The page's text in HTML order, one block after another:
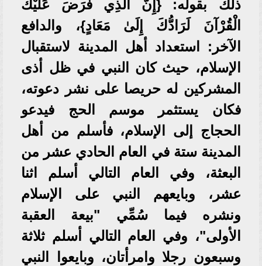
ذلك بقوله: {إِنَّ الَّذِي فَرَضَ عَلَيْكَ
الْقُرْآنَ لَرَادُّكَ إِلَىٰ مَعَادٍ}، والدافع
الآخر: استعداد أهل المدينة لاستقبال
الإسلام، حيث كان النبي في ظل أذى
المشركين له حريصا على نشر دعوته،
فكان يستثمر موسم الحج فيدعو
الحجاج إلى الإسلام، فأسلم من أهل
المدينة ستة في العام الحادي عشر من
البعثة، وفي العام التالي أسلم اثنا
عشر، وبايعهم النبي على الإسلام
ونشره فيما سُمِّي "بيعة العقبة
الأولى"، وفي العام التالي أسلم ثلاثة
وسبعون رجلا وامرأتان، وبايعوا النبي